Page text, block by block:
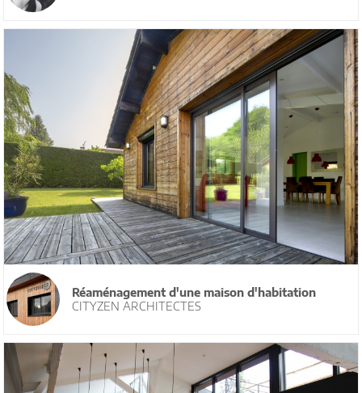
Réaménagement d'une maison d'habitation
CITYZEN ARCHITECTES